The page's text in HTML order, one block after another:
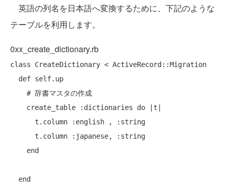
英語の列名を日本語へ変換するために、下記のような
テーブルを利用します。
0xx_create_dictionary.rb
class CreateDictionary < ActiveRecord::Migration
def self.up
# 辞書マスタの作成
    create_table :dictionaries
do |t|
end
end